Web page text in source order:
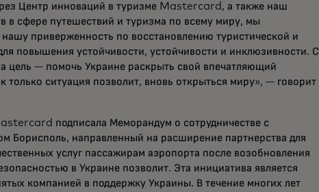
Центр инноваций в туризме Mastercard, а также наш
в сфере путешествий и туризма по всему миру, мы
приверженность по восстановлению туристической и
повышения устойчивости, устойчивости и инклюзивности. С
цель — помочь Украине раскрыть свой впечатляющий
только ситуация позволит, вновь открыться миру», — говорит
подписала Меморандум о сотрудничестве с
Борисполь, направленный на расширение партнерства для
услуг пассажирам аэропорта после возобновления
в Украине позволит. Эта инициатива является
компанией в поддержку Украины. В течение многих лет